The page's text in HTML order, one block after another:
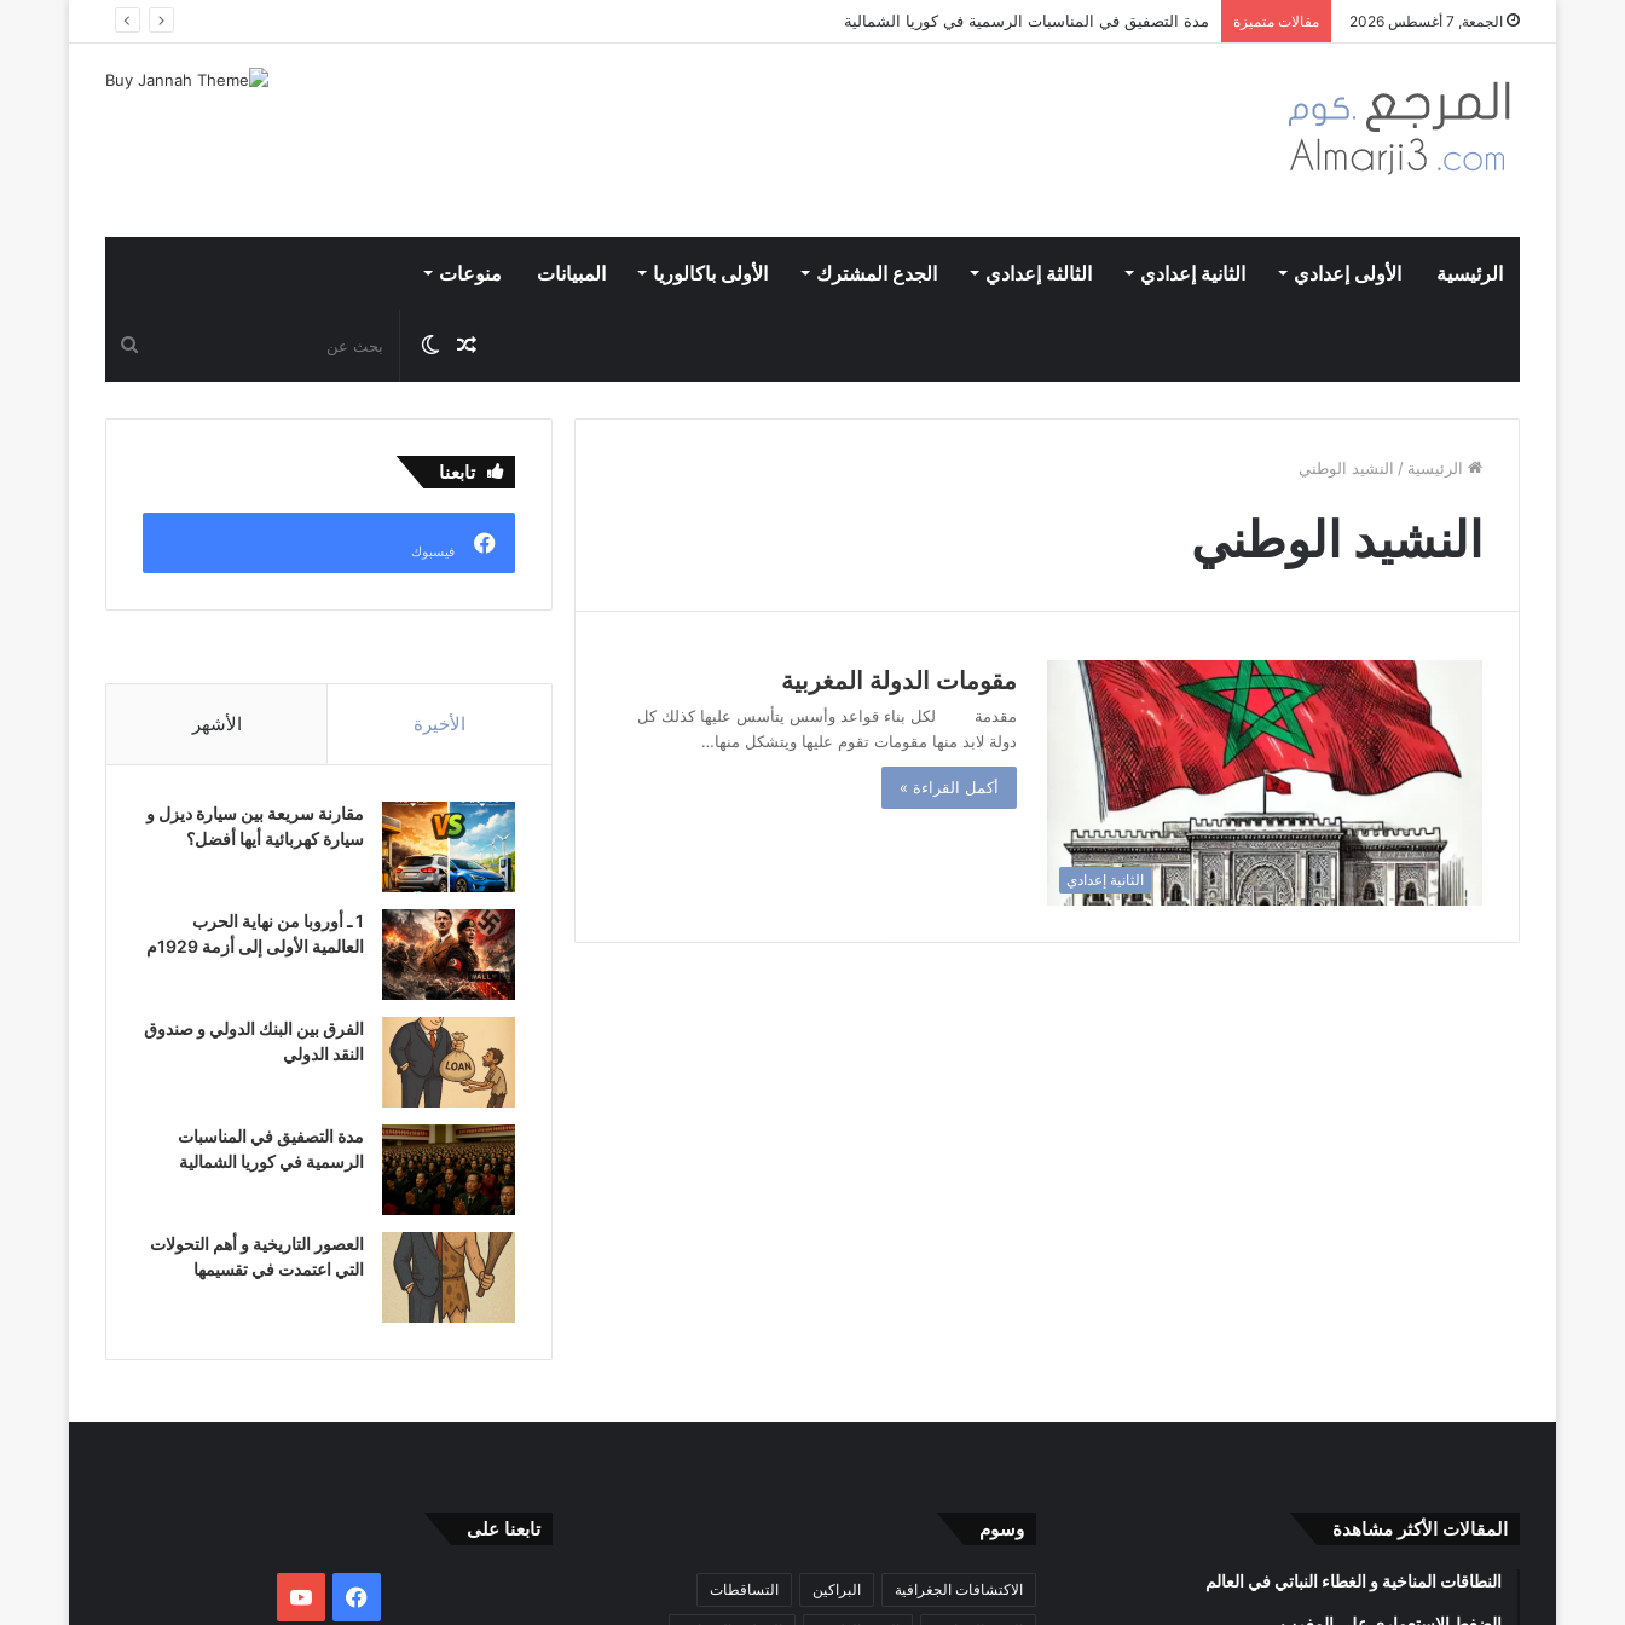
الجمعة, 7 أغسطس 2026 مقالات متميزة مدة التصفيق في المناسبات الرسمية في كوريا الشمالية
الرئيسية الأولى إعدادي الثانية إعدادي الثالثة إعدادي الجدع المشترك الأولى باكالوريا المبيانات منوعات
عن
الوضع
المظلم
مقال
عشوائي
الرئيسية / النشيد الوطني
النشيد الوطني
الثانية إعدادي
مقومات الدولة المغربية
مقدمة لكل بناء قواعد وأسس يتأسس عليها كذلك كل
دولة لابد منها مقومات تقوم عليها ويتشكل منها…
أكمل القراءة »
تابعنا
فيسبوك
الأخيرة الأشهر
مقارنة سريعة بين سيارة ديزل و
سيارة كهربائية أيها أفضل؟
1 ـ أوروبا من نهاية الحرب
العالمية الأولى إلى أزمة 1929م
الفرق بين البنك الدولي و صندوق
النقد الدولي
مدة التصفيق في المناسبات
الرسمية في كوريا الشمالية
العصور التاريخية و أهم التحولات
التي اعتمدت في تقسيمها
المقالات الأكثر مشاهدة
النطاقات المناخية و الغطاء النباتي في العالم
وسوم
الاكتشافات الجغرافية البراكين التساقطات
تابعنا على
فيسبوكيوتيوب